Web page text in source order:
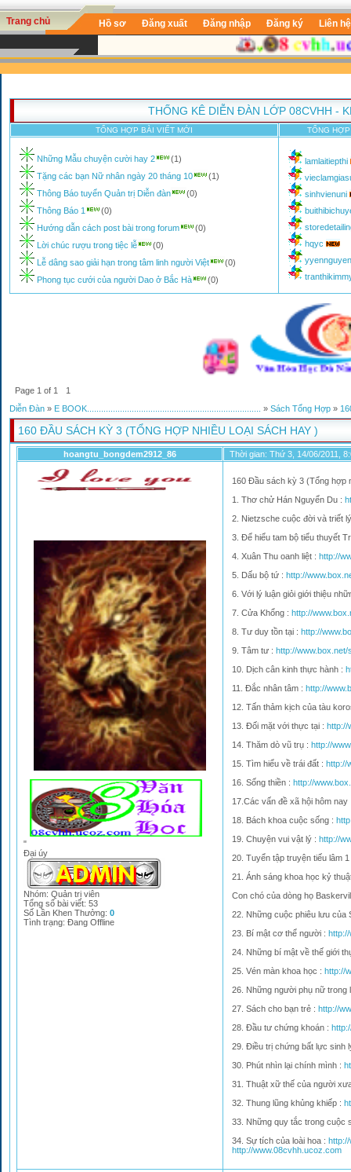
Trang chủ Hồ sơ Đăng xuất Đăng nhập Đăng ký Liên hệ
THỐNG KÊ DIỄN ĐÀN LỚP 08CVHH -
TỔNG HỢP BÀI VIẾT MỚI TỔNG
Những Mẫu chuyện cười hay 2
(1)
Tặng các bạn Nữ nhân ngày 20 tháng 10
(1)
Thông Báo tuyển Quản trị Diễn đàn
(0)
Thông Báo 1
(0)
Hướng dẫn cách post bài trong forum
(0)
Lời chúc rượu trong tiệc lễ
(0)
Lễ dâng sao giải hạn trong tâm linh người Việt
(0)
Phong tục cưới của người Dao ở Bắc Hà
(0)
lamlaitiepthi
sinhvienuni
hqyc
Page 1 of 1
1
Diễn Đàn » E BOOK.......................................................................... » Sách Tổng Hợp »
160 ĐẦU SÁCH KỲ 3 (TỔNG HỢP NHIỀU LOẠI SÁCH HAY )
hoangtu_bongdem2912_86 Thời gian: Thứ 3, 14/06/2011,
"
Đại úy
Nhóm: Quản trị viên
Tổng số bài viết: 53
Số Lần Khen Thưởng: 0
Tình trạng: Đang Offline
160 Đầu sách kỳ 3 (Tổng hợp
1. Thơ chử Hán Nguyển Du :
2. Nietzsche cuộc đời và triết
3. Để hiểu tam bộ tiểu thuyết
4. Xuân Thu oanh liệt : http://
5. Dấu bộ tứ : http://
6. Với lý luận giỏi giới thiệu
7. Cửa Khổng : http://
8. Tư duy tồn tại : http://
9. Tâm tư : http://www.box.net/
10. Dịch cân kinh thực hành :
11. Đắc nhân tâm : http://
12. Tấn thảm kịch của tàu
13. Đối mặt với thực tại : http://
14. Thăm dò vũ trụ : http://
15. Tìm hiểu về trái đất : http://
16. Sống thiền : http://
17.Các vấn đề xã hội hôm
18. Bách khoa cuộc sống :
19. Chuyện vui vật lý : http://
20. Tuyển tập truyện tiếu lâm
21. Ánh sáng khoa học kỷ
Con chó của dòng họ
22. Những cuộc phiêu lưu của
23. Bí mật cơ thể người :
24. Những bí mật về thế giới
25. Vén màn khoa học : http://
26. Những người phụ nữ trong
27. Sách cho bạn trẻ : http://
28. Đầu tư chứng khoán :
29. Điều trị chứng bất lực sinh
30. Phút nhìn lại chính mình :
31. Thuật xữ thế của người
32. Thung lũng khủng khiếp :
33. Những quy tắc trong cuộc
34. Sự tích của loài hoa :
http://www.08cvhh.ucoz.com